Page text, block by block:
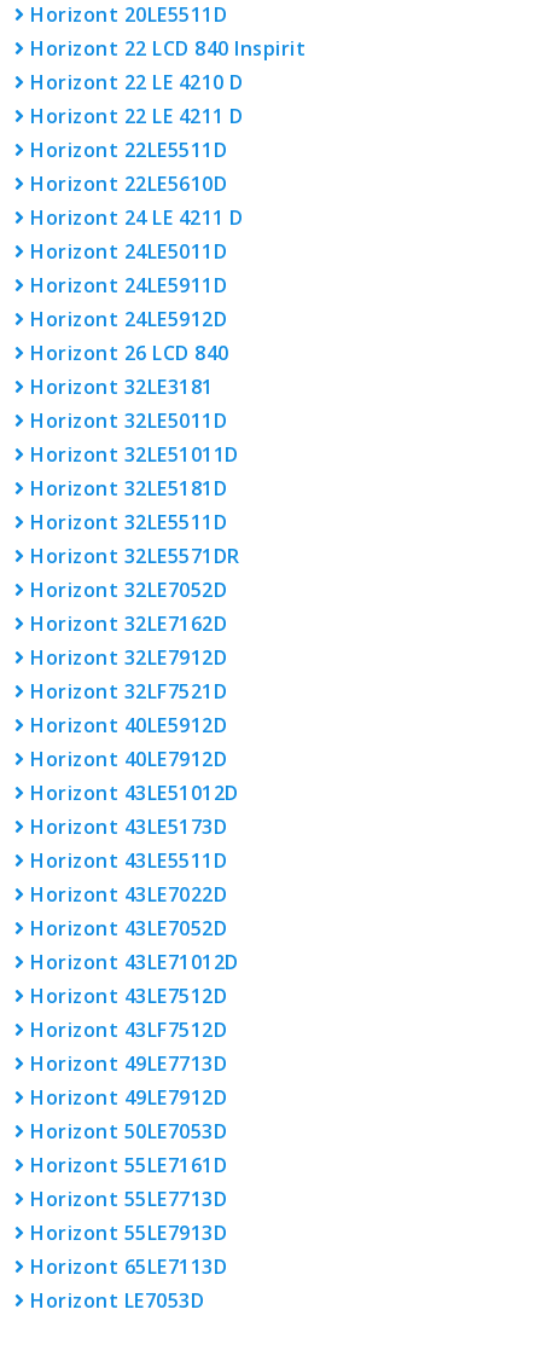
Horizont 20LE5511D
Horizont 22 LCD 840 Inspirit
Horizont 22 LE 4210 D
Horizont 22 LE 4211 D
Horizont 22LE5511D
Horizont 22LE5610D
Horizont 24 LE 4211 D
Horizont 24LE5011D
Horizont 24LE5911D
Horizont 24LE5912D
Horizont 26 LCD 840
Horizont 32LE3181
Horizont 32LE5011D
Horizont 32LE51011D
Horizont 32LE5181D
Horizont 32LE5511D
Horizont 32LE5571DR
Horizont 32LE7052D
Horizont 32LE7162D
Horizont 32LE7912D
Horizont 32LF7521D
Horizont 40LE5912D
Horizont 40LE7912D
Horizont 43LE51012D
Horizont 43LE5173D
Horizont 43LE5511D
Horizont 43LE7022D
Horizont 43LE7052D
Horizont 43LE71012D
Horizont 43LE7512D
Horizont 43LF7512D
Horizont 49LE7713D
Horizont 49LE7912D
Horizont 50LE7053D
Horizont 55LE7161D
Horizont 55LE7713D
Horizont 55LE7913D
Horizont 65LE7113D
Horizont LE7053D